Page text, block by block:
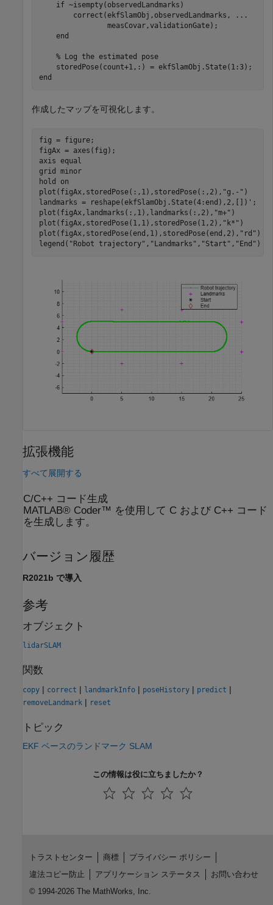
if ~isempty(observedLandmarks)
        correct(ekfSlamObj,observedLandmarks,
...
                measCovar,validationGate);
end
% Log the estimated pose
end
作成したマップを可視化します。
fig = figure;
figAx = axes(fig);
axis equal
grid minor
hold
on
plot(figAx,storedPose(:,1),storedPose(:,2), "g.-" )
landmarks = reshape(ekfSlamObj.State(4:end),2,[])';
plot(figAx,landmarks(:,1),landmarks(:,2), "m+" )
plot(figAx,storedPose(1,1),storedPose(1,2), "k*" )
plot(figAx,storedPose(end,1),storedPose(end,2), "rd" )
legend( "Robot trajectory" , "Landmarks" , "Start" , "End" )
拡張機能
すべて展開する
C/C++ コード生成
MATLAB® Coder™ を使用して C および C++ コード
を生成します。
バージョン履歴
R2021b で導入
参考
オブジェクト
lidarSLAM
関数
copy | correct | landmarkInfo | poseHistory | predict |
removeLandmark | reset
トピック
EKF ベースのランドマーク SLAM
この情報は役に立ちましたか？
トラストセンター 商標
プライバシー ポリシー
違法コピー防止
アプリケーション ステータス
お問い合わせ
© 1994-2026 The MathWorks, Inc.